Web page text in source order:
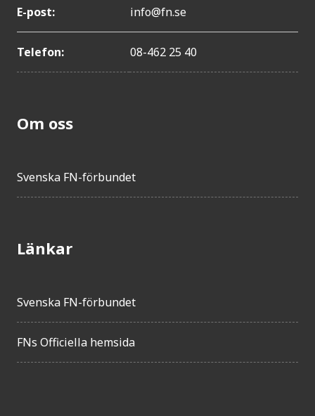
E-post: info@fn.se
Telefon: 08-462 25 40
Om oss
Svenska FN-förbundet
Länkar
Svenska FN-förbundet
FNs Officiella hemsida